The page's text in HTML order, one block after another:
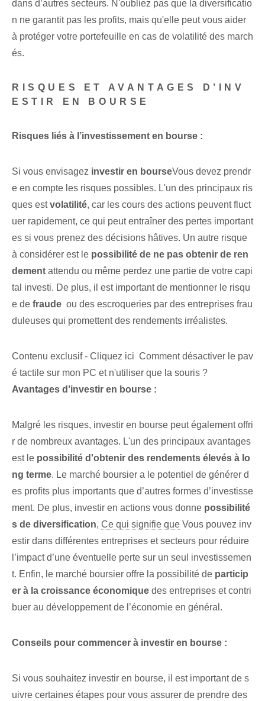
dans d’autres secteurs. N'oubliez pas que la diversificatio
n ne garantit pas les profits, mais qu'elle peut vous aider
à protéger votre portefeuille en cas de volatilité des march
és.
RISQUES ET AVANTAGES D’INV
ESTIR EN BOURSE
Risques liés à l’investissement en bourse :
Si vous envisagez investir‌ en bourseVous devez prendr
e en compte les risques possibles. L'un des principaux ris
ques estvolatilité, car les cours des actions peuvent fluct
uer rapidement, ce qui peut entraîner des pertes important
es si vous prenez des décisions hâtives. Un autre risque
à considérer est le possibilité de ne pas obtenir de ren
dement ⁣attendu ou même perdez une partie de votre capi
tal investi. ‌De plus, il est ⁣important de ⁤mentionner le risqu
e de fraude ​ ou‍ des escroqueries​ par des ⁢entreprises frau
duleuses qui⁢ promettent des rendements irréalistes.
Contenu exclusif - Cliquez ici Comment désactiver le pav
é tactile sur mon PC et n'utiliser que la souris ?
Avantages⁢ d’investir en ⁣bourse :
Malgré les risques, investir en bourse peut également offri
r de nombreux avantages. ⁢L'un des principaux avantages
est⁤ le possibilité d'obtenir des rendements élevés à lo
ng terme.⁤ Le marché boursier a le potentiel de générer d
es profits plus importants que d’autres formes d’investisse
ment. De plus, investir en actions vous donne possibilité
s de diversification⁢, Ce qui signifie que Vous pouvez inv
estir dans différentes entreprises et secteurs pour réduire
l’impact d’une éventuelle perte sur un seul investissemen
t. Enfin, le marché boursier⁤ offre⁢ la possibilité de particip
er à⁢ la croissance économique des entreprises et contri
buer au développement de l’économie en général.
Conseils pour commencer à investir en bourse :
Si vous souhaitez investir en bourse, il est important de s
uivre certaines étapes pour vous assurer de prendre des